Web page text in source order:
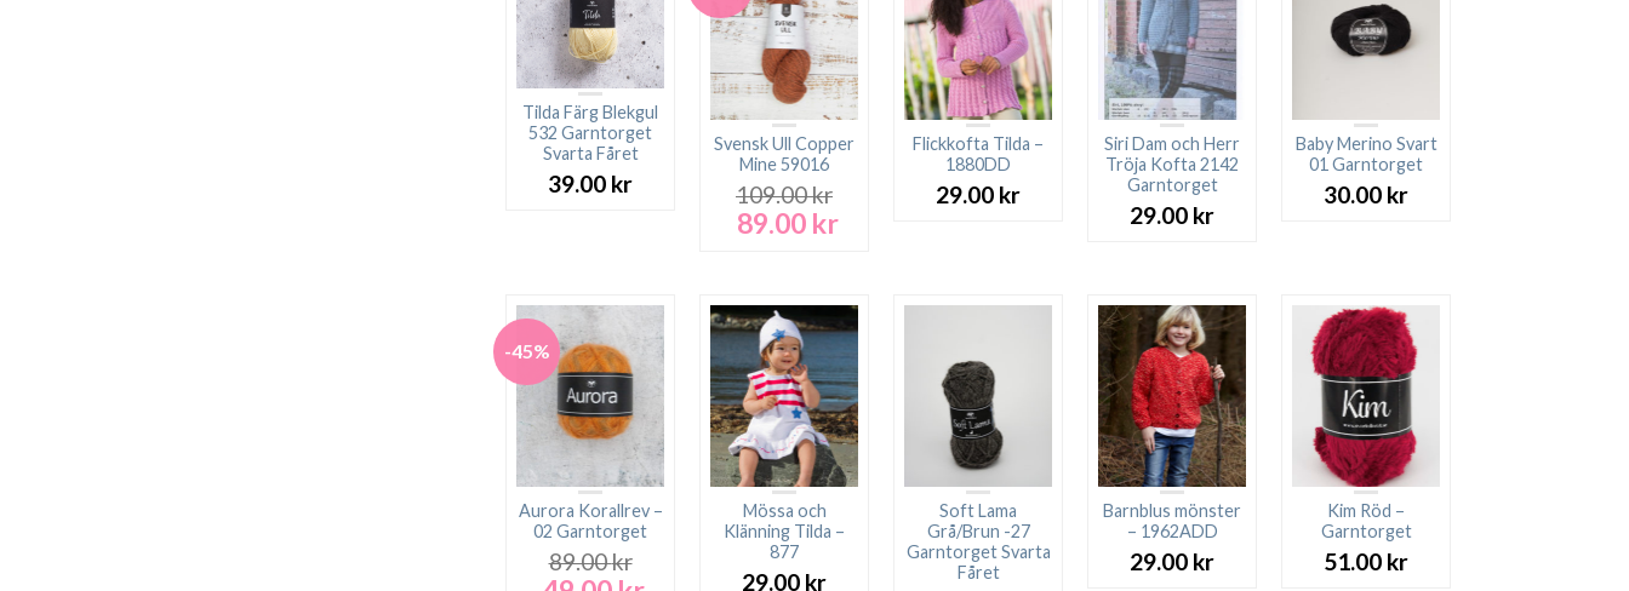
Tilda Färg Blekgul
532 Garntorget
Svarta Fåret
39.00 kr
Svensk Ull Copper
Mine 59016
109.00kr
Det
109.00 kr.
89.00 krDet
89.00 kr.
Flickkofta Tilda –
1880DD
29.00 kr
Siri Dam och Herr
Tröja Kofta 2142
Garntorget
29.00 kr
Baby Merino Svart
01 Garntorget
30.00 kr
-45%
Aurora Korallrev –
02 Garntorget
89.00kr
Mössa och
Klänning Tilda –
877
29.00 kr
Soft Lama
Grå/Brun -27
Garntorget Svarta
Fåret
Barnblus mönster
– 1962ADD
29.00 kr
Kim Röd –
Garntorget
51.00 kr